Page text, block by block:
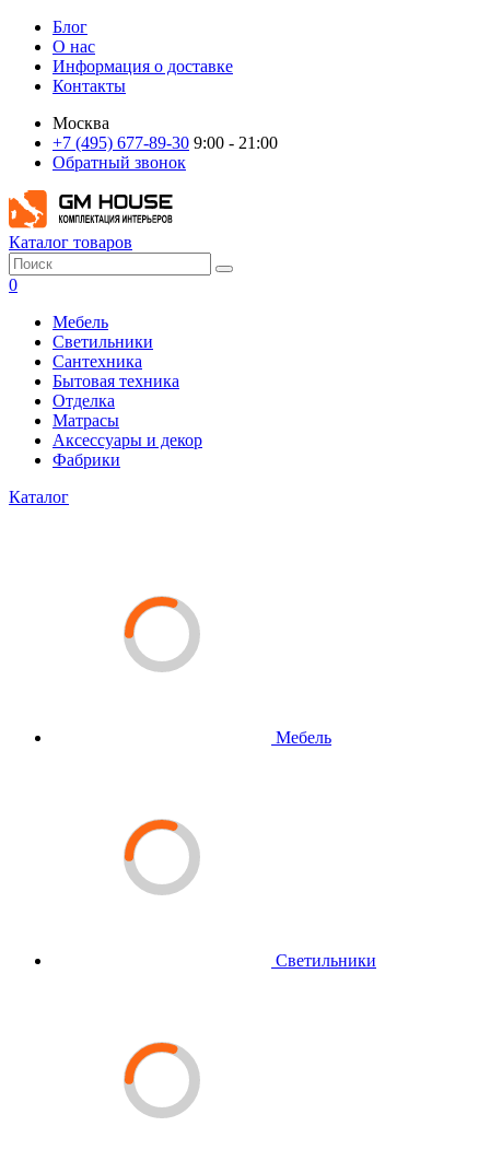
Блог
О нас
Информация о доставке
Контакты
Москва
+7 (495) 677-89-30 9:00 - 21:00
Обратный звонок
Каталог товаров
0
Мебель
Светильники
Сантехника
Бытовая техника
Отделка
Матрасы
Аксессуары и декор
Фабрики
Каталог
Мебель
Светильники